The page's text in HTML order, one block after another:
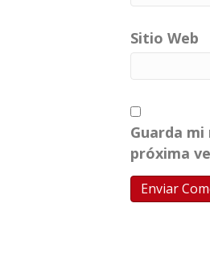
Sitio Web
Guarda
próxima